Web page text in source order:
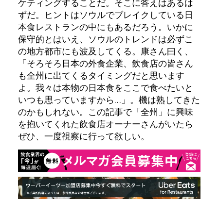
ずだ。ヒントはソウルでブレイクしている日
本食レストランの中にもあるだろう。いかに
保守的とはいえ、ソウルのトレンドは必ずこ
の地方都市にも波及してくる。康さん曰く、
「そろそろ日本の外食企業、飲食店の皆さん
も全州に出てくるタイミングだと思います
よ。我々は本物の日本食をここで食べたいと
いつも思っていますから…」。機は熟してきた
のかもしれない。この記事で「全州」に興味
を抱いてくれた飲食店オーナーさんがいたら
ぜひ、一度視察に行って欲しい。